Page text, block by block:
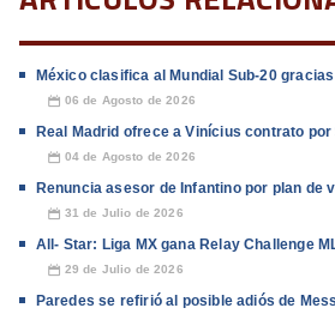
México clasifica al Mundial Sub-20
📅 06 de Agosto de 2026
Real Madrid ofrece a Vinícius contrato por
📅 04 de Agosto de 2026
Renuncia asesor de Infantino por plan de
📅 31 de Julio de 2026
All- Star: Liga MX gana Relay Challenge
📅 29 de Julio de 2026
Paredes se refirió al posible adiós de